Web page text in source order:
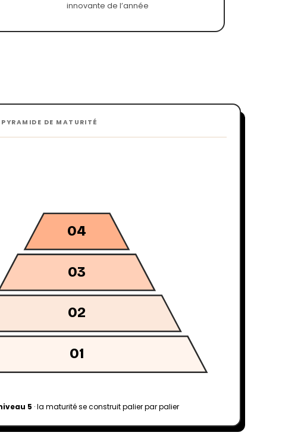
innovante de l’année
DE MATURITÉ
01
02
03
04
5 · la maturité se construit palier par palier